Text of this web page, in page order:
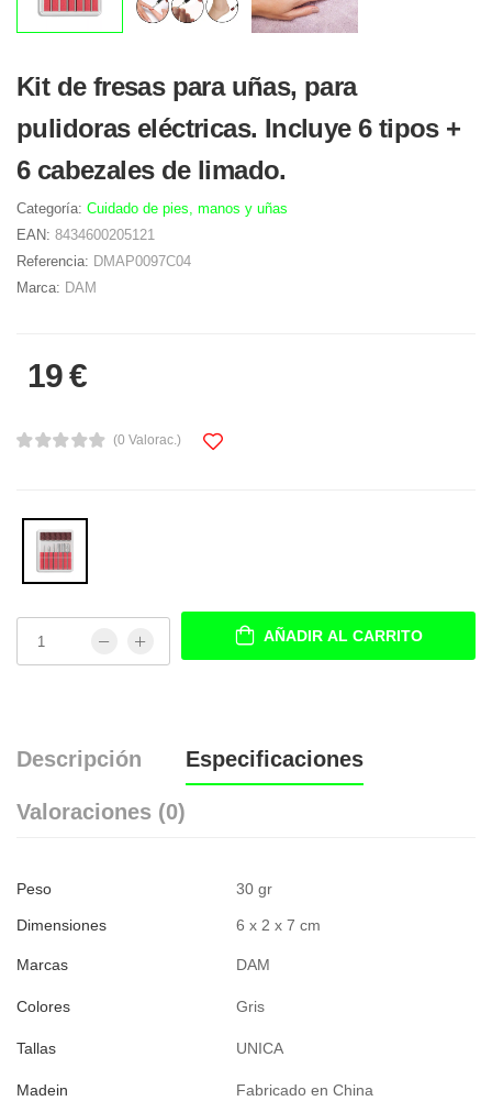
Kit de fresas para uñas, para
pulidoras eléctricas. Incluye 6 tipos +
6 cabezales de limado.
Categoría: Cuidado de pies, manos y uñas
EAN: 8434600205121
Referencia: DMAP0097C04
Marca: DAM
19 €
(0 Valorac.)
AÑADIR AL CARRITO
Descripción Especificaciones
Valoraciones (0)
Peso 30 gr
Dimensiones 6 x 2 x 7 cm
Marcas DAM
Colores Gris
Tallas UNICA
Madein Fabricado en China